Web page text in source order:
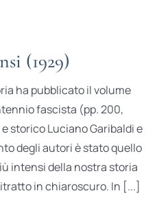
(1929)
ha pubblicato il volume
fascista (pp. 200,
storico Luciano Garibaldi e
degli autori è stato quello
intensi della nostra storia
in chiaroscuro. In [...]